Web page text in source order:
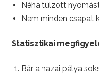
Néha túlzott
Nem minden csapat
Statisztikai
Bár a hazai pálya